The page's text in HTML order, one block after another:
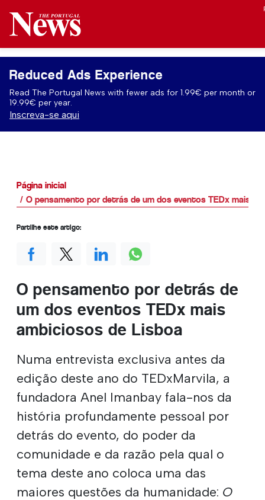
Reduced Ads Experience
Read The Portugal News with fewer ads for 1.99€ per month or
19.99€ per year.
Inscreva-se aqui
Página inicial
O pensamento por detrás de um dos eventos TEDx mais
O pensamento por detrás de
um dos eventos TEDx mais
ambiciosos de Lisboa
Numa entrevista exclusiva antes da
edição deste ano do TEDxMarvila, a
fundadora Anel Imanbay fala-nos da
história profundamente pessoal por
detrás do evento, do poder da
comunidade e da razão pela qual o
tema deste ano coloca uma das
maiores questões da humanidade: O
Partilhe este artigo: